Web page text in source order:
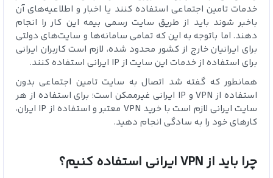
خدمات تامین اجتماعی استفاده کنند یا اخبار و اطلاعیه‌های آن
باخبر شوند باید از طریق سایت رسمی بیمه این کار را انجام
دهند. اما باتوجه به این که تمامی سامانه‌ها و سایت‌های دولتی
برای ایرانیان خارج از کشور محدود شده، لازم است کاربران ایرانی
برای استفاده از خدمات این سایت از IP ایرانی استفاده کنند.
همانطور که گفته شد اتصال به سایت تامین اجتماعی بدون
استفاده از VPN و IP ایرانی غیرممکن است؛ برای استفاده از هر
سایت ایرانی لازم است با خرید VPN معتبر و استفاده از IP ایران،
کارهای خود را به سادگی انجام دهید.
چرا باید از VPN ایرانی استفاده کنیم؟